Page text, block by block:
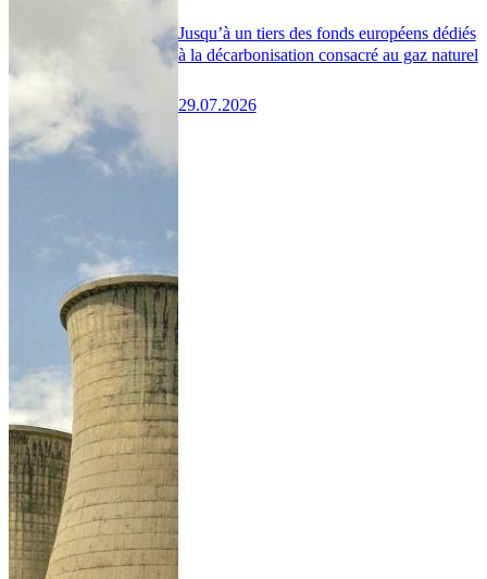
Jusqu’à un tiers des fonds européens dédiés
à la décarbonisation consacré au gaz naturel
29.07.2026